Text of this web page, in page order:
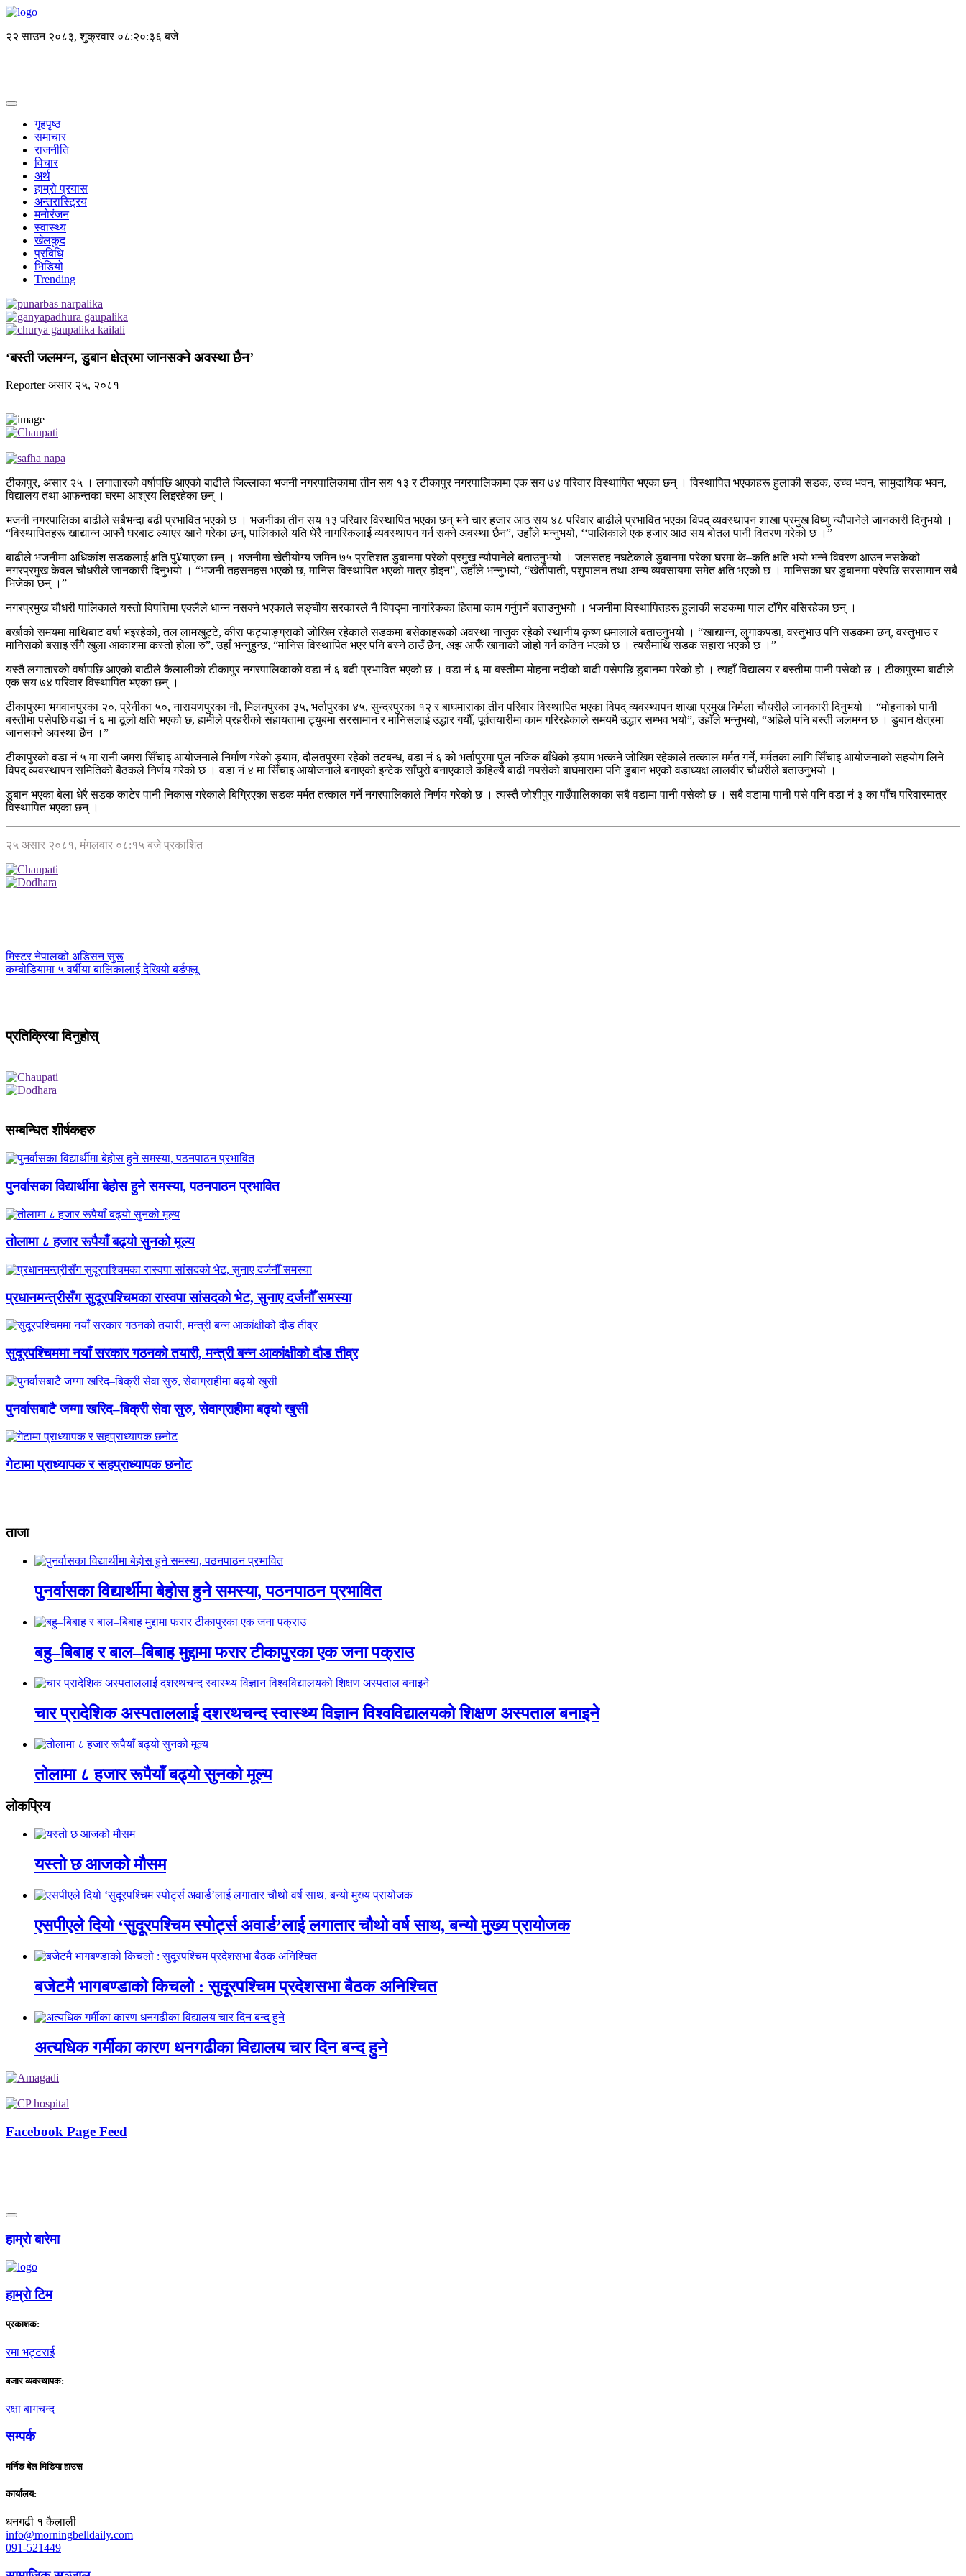
२२ साउन २०८३, शुक्रवार ०८:२०:३६ बजे
गृहपृष्ठ
समाचार
राजनीति
विचार
अर्थ
हाम्रो प्रयास
अन्तरास्ट्रिय
मनोरंजन
स्वास्थ्य
खेलकुद
प्रबिधि
भिडियो
Trending
‘बस्ती जलमग्न, डुबान क्षेत्रमा जानसक्ने अवस्था छैन’
Reporterअसार २५, २०८१
टीकापुर, असार २५ । लगातारको वर्षापछि आएको बाढीले जिल्लाका भजनी नगरपालिकामा तीन सय १३ र टीकापुर नगरपालिकामा एक सय ७४ परिवार विस्थापित भएका छन् । विस्थापित भएकाहरू हुलाकी सडक, उच्च भवन, सामुदायिक भवन,
विद्यालय तथा आफन्तका घरमा आश्रय लिइरहेका छन् ।
भजनी नगरपालिका बाढीले सबैभन्दा बढी प्रभावित भएको छ । भजनीका तीन सय १३ परिवार विस्थापित भएका छन् भने चार हजार आठ सय ४८ परिवार बाढीले प्रभावित भएका विपद् व्यवस्थापन शाखा प्रमुख विष्णु न्यौपानेले जानकारी दिनुभयो ।
“विस्थापितहरू खाद्यान्न आफ्नै घरबाट ल्याएर खाने गरेका छन्, पालिकाले यति धेरै नागरिकलाई व्यवस्थापन गर्न सक्ने अवस्था छैन”, उहाँले भन्नुभयो, ‘‘पालिकाले एक हजार आठ सय बोतल पानी वितरण गरेको छ ।”
बाढीले भजनीमा अधिकांश सडकलाई क्षति पु¥याएका छन् । भजनीमा खेतीयोग्य जमिन ७५ प्रतिशत डुबानमा परेको प्रमुख न्यौपानेले बताउनुभयो । जलसतह नघटेकाले डुबानमा परेका घरमा के–कति क्षति भयो भन्ने विवरण आउन नसकेको
नगरप्रमुख केवल चौधरीले जानकारी दिनुभयो । “भजनी तहसनहस भएको छ, मानिस विस्थापित भएको मात्र होइन”, उहाँले भन्नुभयो, “खेतीपाती, पशुपालन तथा अन्य व्यवसायमा समेत क्षति भएको छ । मानिसका घर डुबानमा परेपछि सरसामान सबै
भिजेका छन् ।”
नगरप्रमुख चौधरी पालिकाले यस्तो विपत्तिमा एक्लैले धान्न नसक्ने भएकाले सङ्घीय सरकारले नै विपद्मा नागरिकका हितमा काम गर्नुपर्ने बताउनुभयो । भजनीमा विस्थापितहरू हुलाकी सडकमा पाल टाँगेर बसिरहेका छन् ।
बर्खाको समयमा माथिबाट वर्षा भइरहेको, तल लामखुट्टे, कीरा फट्याङ्ग्राको जोखिम रहेकाले सडकमा बसेकाहरूको अवस्था नाजुक रहेको स्थानीय कृष्ण धमालाले बताउनुभयो । “खाद्यान्न, लुगाकपडा, वस्तुभाउ पनि सडकमा छन्, वस्तुभाउ र
मानिसको बसाइ सँगै खुला आकाशमा कस्तो होला रु”, उहाँ भन्नुहुन्छ, “मानिस विस्थापित भएर पनि बस्ने ठाउँ छैन, अझ आफैँ खानाको जोहो गर्न कठिन भएको छ । त्यसैमाथि सडक सहारा भएको छ ।”
यस्तै लगातारको वर्षापछि आएको बाढीले कैलालीको टीकापुर नगरपालिकाको वडा नं ६ बढी प्रभावित भएको छ । वडा नं ६ मा बस्तीमा मोहना नदीको बाढी पसेपछि डुबानमा परेको हो । त्यहाँ विद्यालय र बस्तीमा पानी पसेको छ । टीकापुरमा बाढीले
एक सय ७४ परिवार विस्थापित भएका छन् ।
टीकापुरमा भगवानपुरका २०, प्रेनीका ५०, नारायणपुरका नौ, मिलनपुरका ३५, भर्तापुरका ४५, सुन्दरपुरका १२ र बाघमाराका तीन परिवार विस्थापित भएका विपद् व्यवस्थापन शाखा प्रमुख निर्मला चौधरीले जानकारी दिनुभयो । “मोहनाको पानी
बस्तीमा पसेपछि वडा नं ६ मा ठूलो क्षति भएको छ, हामीले प्रहरीको सहायतामा ट्युबमा सरसामान र मानिसलाई उद्धार गर्यौँ, पूर्वतयारीमा काम गरिरहेकाले समयमै उद्धार सम्भव भयो”, उहाँले भन्नुभयो, “अहिले पनि बस्ती जलमग्न छ । डुबान क्षेत्रमा
जानसक्ने अवस्था छैन ।”
टीकापुरको वडा नं ५ मा रानी जमरा सिँचाइ आयोजनाले निर्माण गरेको ड्याम, दौलतपुरमा रहेको तटबन्ध, वडा नं ६ को भर्तापुरमा पुल नजिक बाँधेको ड्याम भत्कने जोखिम रहेकाले तत्काल मर्मत गर्ने, मर्मतका लागि सिँचाइ आयोजनाको सहयोग लिने
विपद् व्यवस्थापन समितिको बैठकले निर्णय गरेको छ । वडा नं ४ मा सिँचाइ आयोजनाले बनाएको इन्टेक साँघुरो बनाएकाले कहिल्यै बाढी नपसेको बाघमारामा पनि डुबान भएको वडाध्यक्ष लालवीर चौधरीले बताउनुभयो ।
डुबान भएका बेला धेरै सडक काटेर पानी निकास गरेकाले बिग्रिएका सडक मर्मत तत्काल गर्ने नगरपालिकाले निर्णय गरेको छ । त्यस्तै जोशीपुर गाउँपालिकाका सबै वडामा पानी पसेको छ । सबै वडामा पानी पसे पनि वडा नं ३ का पाँच परिवारमात्र
विस्थापित भएका छन् ।
२५ असार २०८१, मंगलवार ०८:१५ बजे प्रकाशित
मिस्टर नेपालको अडिसन सुरू
कम्बोडियामा ५ वर्षीया बालिकालाई देखियो बर्डफ्लू
प्रतिक्रिया दिनुहोस्
सम्बन्धित शीर्षकहरु
पुनर्वासका विद्यार्थीमा बेहोस हुने समस्या, पठनपाठन प्रभावित
तोलामा ८ हजार रूपैयाँ बढ्यो सुनको मूल्य
प्रधानमन्त्रीसँग सुदूरपश्चिमका रास्वपा सांसदको भेट, सुनाए दर्जनौँ समस्या
सुदूरपश्चिममा नयाँ सरकार गठनको तयारी, मन्त्री बन्न आकांक्षीको दौड तीव्र
पुनर्वासबाटै जग्गा खरिद–बिक्री सेवा सुरु, सेवाग्राहीमा बढ्यो खुसी
गेटामा प्राध्यापक र सहप्राध्यापक छनोट
ताजा
पुनर्वासका विद्यार्थीमा बेहोस हुने समस्या, पठनपाठन प्रभावित
बहु–बिबाह र बाल–बिबाह मुद्दामा फरार टीकापुरका एक जना पक्राउ
चार प्रादेशिक अस्पताललाई दशरथचन्द स्वास्थ्य विज्ञान विश्वविद्यालयको शिक्षण अस्पताल बनाइने
तोलामा ८ हजार रूपैयाँ बढ्यो सुनको मूल्य
लाेकप्रिय
यस्तो छ आजको मौसम
एसपीएले दियो ‘सुदूरपश्चिम स्पोर्ट्स अवार्ड’लाई लगातार चौथो वर्ष साथ, बन्यो मुख्य प्रायोजक
बजेटमै भागबण्डाको किचलो : सुदूरपश्चिम प्रदेशसभा बैठक अनिश्चित
अत्यधिक गर्मीका कारण धनगढीका विद्यालय चार दिन बन्द हुने
Facebook Page Feed
हाम्राे बारेमा
हाम्राे टिम
प्रकाशक:
रमा भट्टराई
बजार व्यवस्थापक:
रक्षा बागचन्द
सम्पर्क
मर्निङ बेल मिडिया हाउस
कार्यालय:
धनगढी १ कैलाली
info@morningbelldaily.com
091-521449